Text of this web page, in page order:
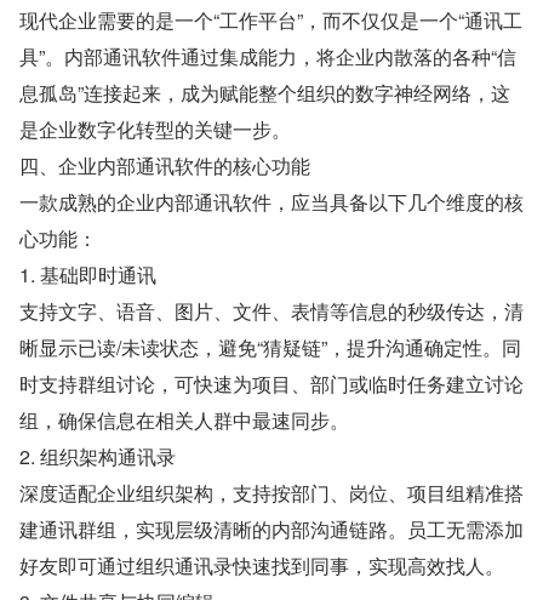
现代企业需要的是一个“工作平台”，而不仅仅是一个“通讯工
具”。内部通讯软件通过集成能力，将企业内散落的各种“信
息孤岛”连接起来，成为赋能整个组织的数字神经网络，这
是企业数字化转型的关键一步。
四、企业内部通讯软件的核心功能
一款成熟的企业内部通讯软件，应当具备以下几个维度的核
心功能：
1. 基础即时通讯
支持文字、语音、图片、文件、表情等信息的秒级传达，清
晰显示已读/未读状态，避免“猜疑链”，提升沟通确定性。同
时支持群组讨论，可快速为项目、部门或临时任务建立讨论
组，确保信息在相关人群中最速同步。
2. 组织架构通讯录
深度适配企业组织架构，支持按部门、岗位、项目组精准搭
建通讯群组，实现层级清晰的内部沟通链路。员工无需添加
好友即可通过组织通讯录快速找到同事，实现高效找人。